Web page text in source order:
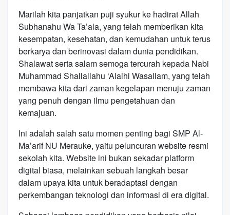
Marilah kita panjatkan puji syukur ke hadirat Allah
Subhanahu Wa Ta’ala, yang telah memberikan kita
kesempatan, kesehatan, dan kemudahan untuk terus
berkarya dan berinovasi dalam dunia pendidikan.
Shalawat serta salam semoga tercurah kepada Nabi
Muhammad Shallallahu ‘Alaihi Wasallam, yang telah
membawa kita dari zaman kegelapan menuju zaman
yang penuh dengan ilmu pengetahuan dan
kemajuan.
Ini adalah salah satu momen penting bagi SMP Al-
Ma’arif NU Merauke, yaitu peluncuran website resmi
sekolah kita. Website ini bukan sekadar platform
digital biasa, melainkan sebuah langkah besar
dalam upaya kita untuk beradaptasi dengan
perkembangan teknologi dan informasi di era digital.